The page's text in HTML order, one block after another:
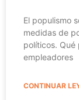
El populismo
medidas de
políticos. Qué
empleadores
CONTINUAR